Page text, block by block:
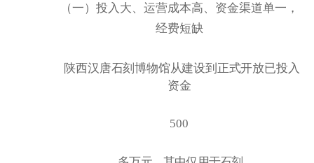
（一）投入大、运营成本高、资金渠道单一，
经费短缺
陕西汉唐石刻博物馆从建设到正式开放已投入
资金
500